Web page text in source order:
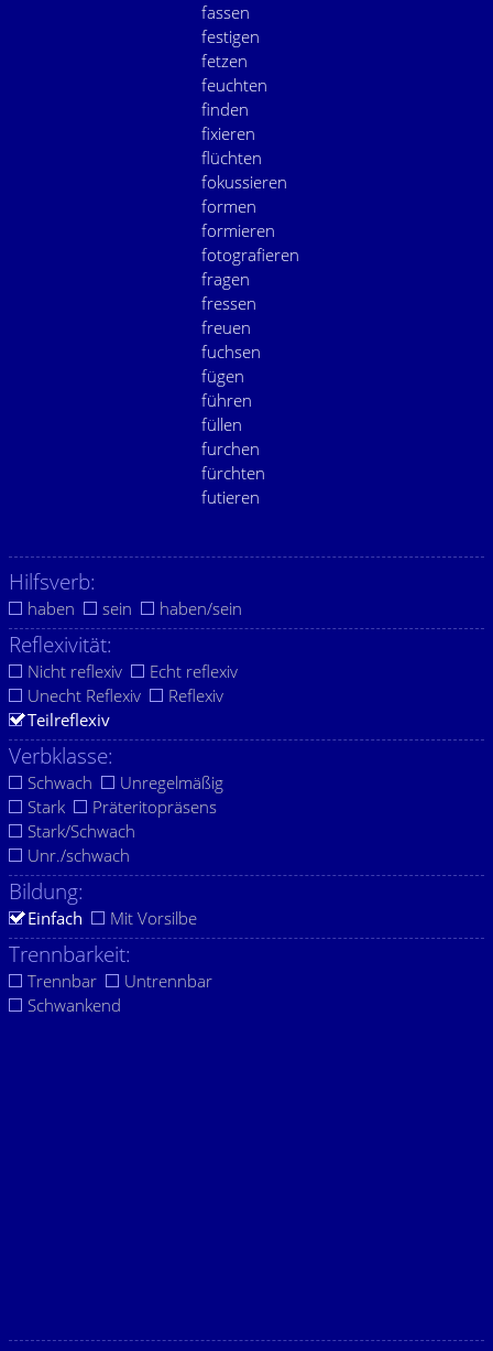
fassen
festigen
fetzen
feuchten
finden
fixieren
flüchten
fokussieren
formen
formieren
fotografieren
fragen
fressen
freuen
fuchsen
fügen
führen
füllen
furchen
fürchten
futieren
Hilfsverb:
haben sein haben/sein
Reflexivität:
Nicht reflexiv
Echt reflexiv
Unecht Reflexiv
Reflexiv
Teilreflexiv
Verbklasse:
Schwach
Unregelmäßig
Stark
Präteritopräsens
Stark/Schwach
Unr./schwach
Bildung:
Einfach Mit Vorsilbe
Trennbarkeit:
Trennbar
Untrennbar
Schwankend